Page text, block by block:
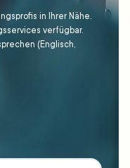
in Ihrer Nähe.
verfügbar.
(Englisch,